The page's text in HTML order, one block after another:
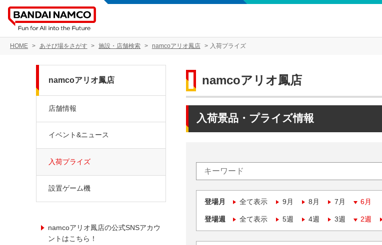
HOME あそび場をさがす 施設・店舗検索 namcoアリオ鳳店 入荷プライズ
namcoアリオ鳳店
入荷景品・プライズ情報
登場月 全て表示 9月 8月 7月 6月
登場週 全て表示 5週 4週 3週 2週
namcoアリオ鳳店
店舗情報
イベント&ニュース
入荷プライズ
設置ゲーム機
namcoアリオ鳳店の公式SNSアカウ
ントはこちら！